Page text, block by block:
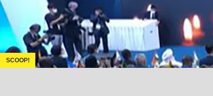
「善か悪かはどちらでもいい」リアル
終戦から81年